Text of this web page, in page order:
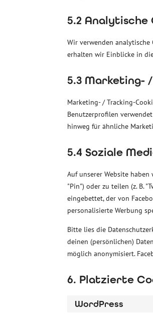
5.2 Analytische
Wir verwenden analytische
erhalten wir Einblicke in
5.3 Marketing-
Marketing- / Tracking-
Benutzerprofilen
hinweg für ähnliche
5.4 Soziale
Auf unserer Website
"Pin") oder zu teilen (z. B.
eingebettet, der von
personalisierte Werbung
Bitte lies die
deinen (persönlichen)
möglich anonymisiert.
6. Platzierte
WordPress